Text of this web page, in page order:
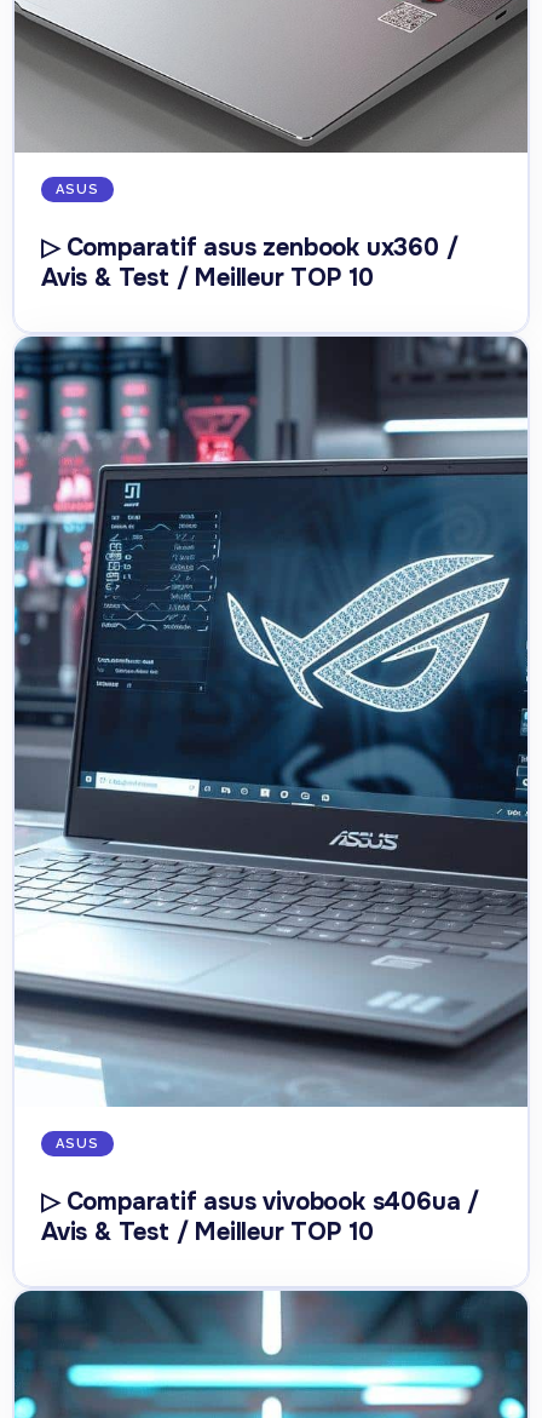
ASUS
▷ Comparatif asus zenbook ux360 /
Avis & Test / Meilleur TOP 10
ASUS
▷ Comparatif asus vivobook s406ua /
Avis & Test / Meilleur TOP 10